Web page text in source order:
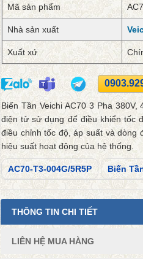
Mã sản phẩm
Nhà sản xuất
Xuất xứ
Biến Tần Veichi AC70 3 Pha
điện tử sử dụng để điều khiển tốc
điều chỉnh tốc độ, áp suất và dòng
hiệu suất hoạt động của hệ thống.
AC70-T3-004G/5R5P Biến
THÔNG TIN CHI TIẾT
LIÊN HỆ MUA HÀNG